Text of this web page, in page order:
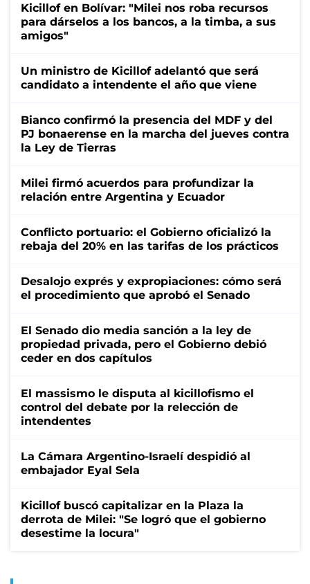
Kicillof en Bolívar: "Milei nos roba recursos
para dárselos a los bancos, a la timba, a sus
amigos"
Un ministro de Kicillof adelantó que será
candidato a intendente el año que viene
Bianco confirmó la presencia del MDF y del
PJ bonaerense en la marcha del jueves contra
la Ley de Tierras
Milei firmó acuerdos para profundizar la
relación entre Argentina y Ecuador
Conflicto portuario: el Gobierno oficializó la
rebaja del 20% en las tarifas de los prácticos
Desalojo exprés y expropiaciones: cómo será
el procedimiento que aprobó el Senado
El Senado dio media sanción a la ley de
propiedad privada, pero el Gobierno debió
ceder en dos capítulos
El massismo le disputa al kicillofismo el
control del debate por la relección de
intendentes
La Cámara Argentino-Israelí despidió al
embajador Eyal Sela
Kicillof buscó capitalizar en la Plaza la
derrota de Milei: "Se logró que el gobierno
desestime la locura"